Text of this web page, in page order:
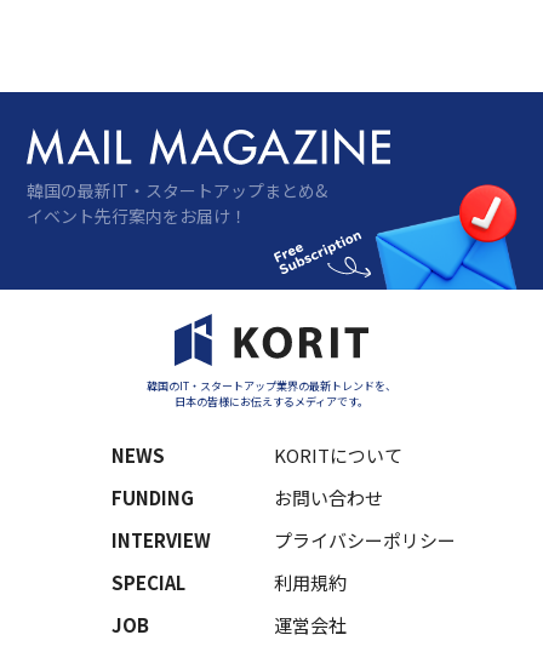
韓国の最新IT・スタートアップまとめ&
イベント先行案内をお届け！
韓国のIT・スタートアップ業界の最新トレンドを、
日本の皆様にお伝えするメディアです。
NEWS
FUNDING
INTERVIEW
SPECIAL
JOB
KORITについて
お問い合わせ
プライバシーポリシー
利用規約
運営会社